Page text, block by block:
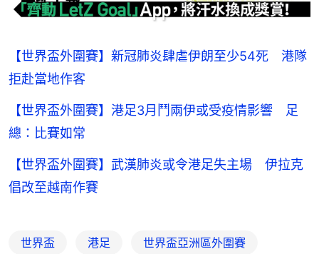
【世界盃外圍賽】新冠肺炎肆虐伊朗至少54死 港隊
拒赴當地作客
【世界盃外圍賽】港足3月鬥兩伊或受疫情影響 足
總：比賽如常
【世界盃外圍賽】武漢肺炎或令港足失主場 伊拉克
倡改至越南作賽
世界盃 港足 世界盃亞洲區外圍賽